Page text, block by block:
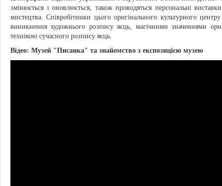
змінюється і оновлюється, також проводяться персональні
мистецтва. Співробітники цього оригінального культурного
виникнення художнього розпису яєць, магічними значеннями
технікою сучасного розпису яєць.
Відео: Музей "Писанка" та знайомство з експозицією музею